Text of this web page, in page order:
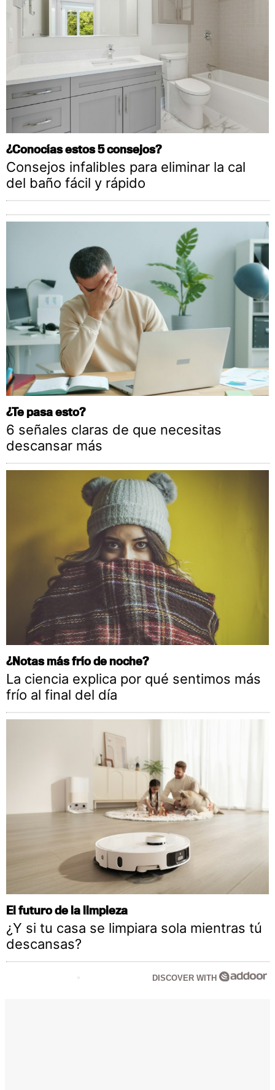
¿Conocías estos 5 consejos?
Consejos infalibles para eliminar la cal
del baño fácil y rápido
¿Te pasa esto?
6 señales claras de que necesitas
descansar más
¿Notas más frío de noche?
La ciencia explica por qué sentimos más
frío al final del día
El futuro de la limpieza
¿Y si tu casa se limpiara sola mientras tú
descansas?
DISCOVER WITH